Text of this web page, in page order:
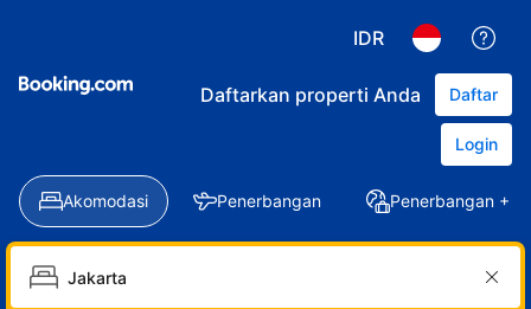
IDR
Daftarkan properti Anda Daftar
Login
Akomodasi Penerbangan Penerbangan +